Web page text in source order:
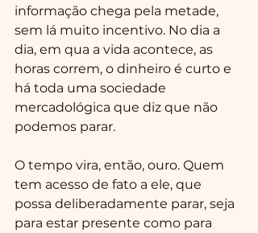
informação chega pela metade,
sem lá muito incentivo. No dia a
dia, em qua a vida acontece, as
horas correm, o dinheiro é curto e
há toda uma sociedade
mercadológica que diz que não
podemos parar.
O tempo vira, então, ouro. Quem
tem acesso de fato a ele, que
possa deliberadamente parar, seja
para estar presente como para